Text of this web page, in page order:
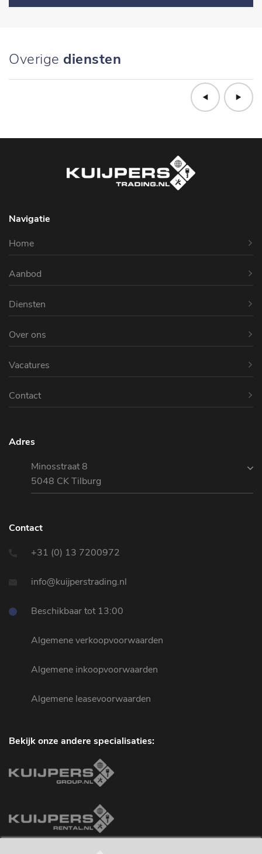
Overige diensten
Navigatie
Home
Aanbod
Diensten
Over ons
Vacatures
Contact
Adres
Minosstraat 8
5048 CK Tilburg
Contact
+31 (0) 13 7200972
info@kuijperstrading.nl
Beschikbaar tot 13:00
Algemene verkoopvoorwaarden
Algemene inkoopvoorwaarden
Algemene leasevoorwaarden
Bekijk onze andere specialisaties: